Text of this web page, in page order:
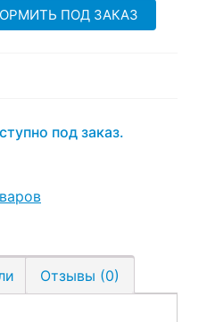
ПОД ЗАКАЗ
под заказ.
Отзывы (0)